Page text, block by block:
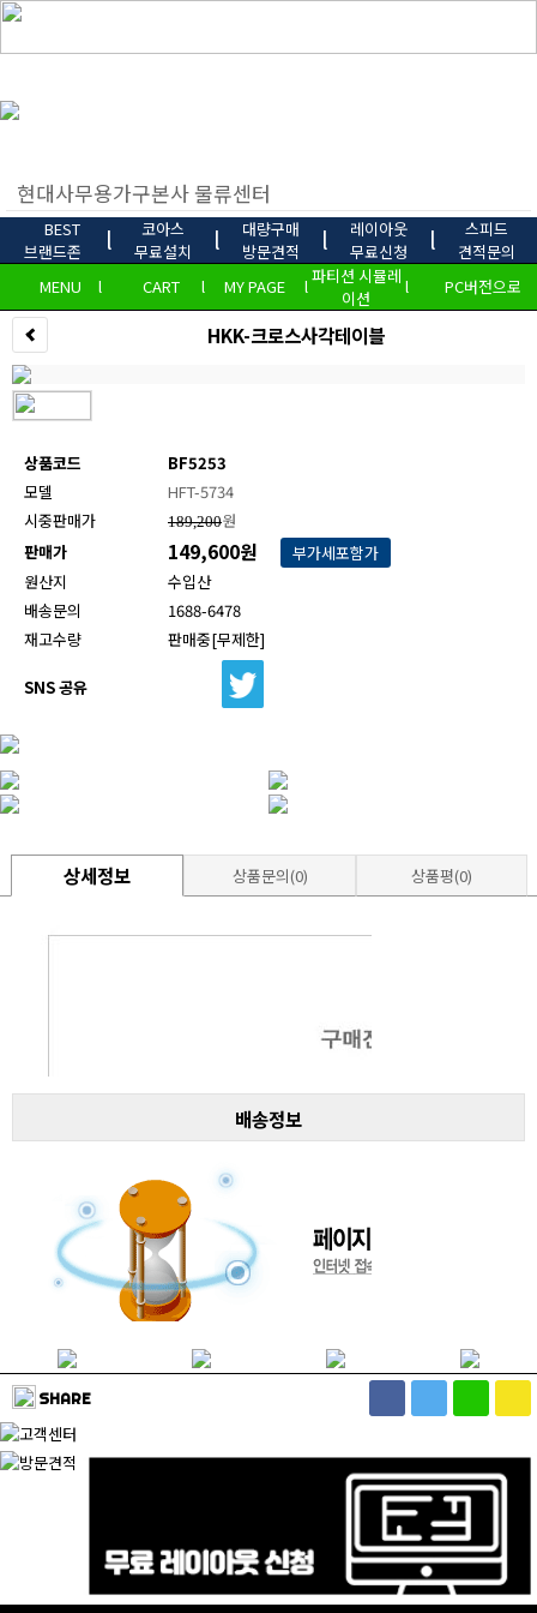
BEST
브랜드존
l
코아스
무료설치
l
대량구매
방문견적
l
레이아웃
무료신청
l
스피드
견적문의
MENU
l CART l MY PAGE l파티션 시뮬레
이션
l PC버전으로
HKK-크로스사각테이블
상품코드
BF5253
모델
HFT-5734
시중판매가
189,200원
판매가
149,600원
부가세포함가
원산지
수입산
배송문의
1688-6478
재고수량
판매중[무제한]
SNS 공유
상세정보 상품문의(0) 상품평(0)
배송정보
SHARE